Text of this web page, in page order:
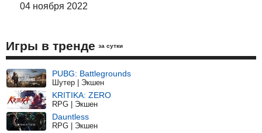
04 ноября 2022
Игры в тренде за сутки
PUBG: Battlegrounds
Шутер | Экшен
KRITIKA: ZERO
RPG | Экшен
Dauntless
RPG | Экшен